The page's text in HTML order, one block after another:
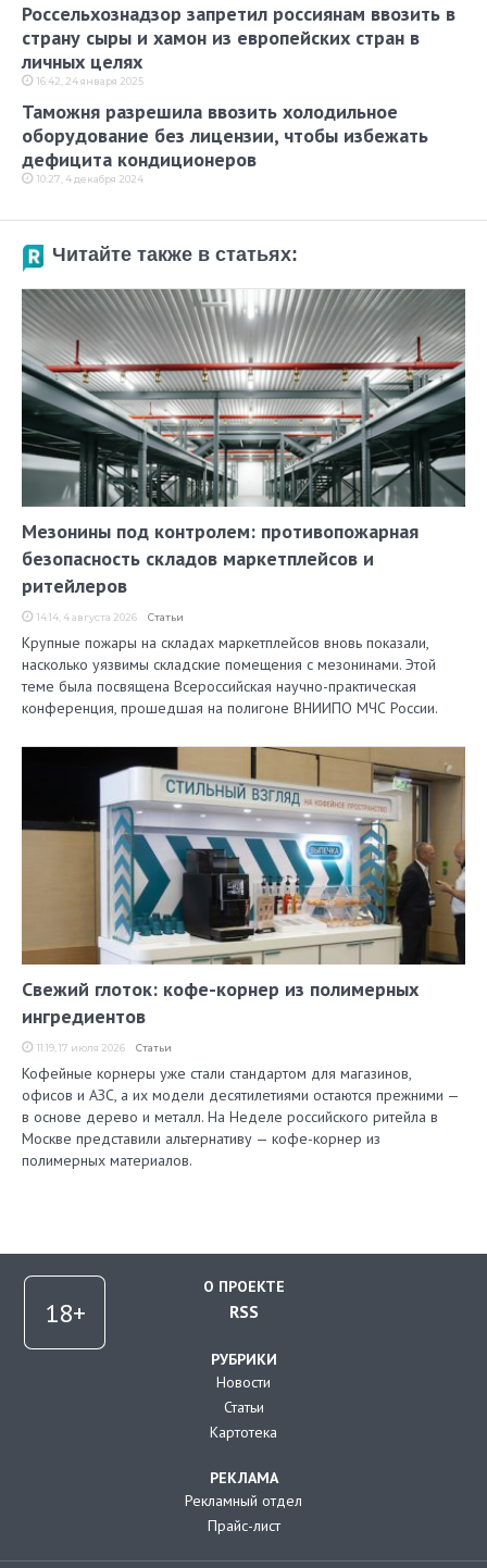
Россельхознадзор запретил россиянам ввозить в
страну сыры и хамон из европейских стран в
личных целях
16:42, 24 января 2025
Таможня разрешила ввозить холодильное
оборудование без лицензии, чтобы избежать
дефицита кондиционеров
10:27, 4 декабря 2024
Читайте также в статьях:
Мезонины под контролем: противопожарная
безопасность складов маркетплейсов и
ритейлеров
14:14, 4 августа 2026 Статьи
Крупные пожары на складах маркетплейсов вновь показали,
насколько уязвимы складские помещения с мезонинами. Этой
теме была посвящена Всероссийская научно-практическая
конференция, прошедшая на полигоне ВНИИПО МЧС России.
Свежий глоток: кофе-корнер из полимерных
ингредиентов
11:19, 17 июля 2026 Статьи
Кофейные корнеры уже стали стандартом для магазинов,
офисов и АЗС, а их модели десятилетиями остаются прежними —
в основе дерево и металл. На Неделе российского ритейла в
Москве представили альтернативу — кофе-корнер из
полимерных материалов.
О ПРОЕКТЕ
RSS
РУБРИКИ
Новости
Статьи
Картотека
РЕКЛАМА
Рекламный отдел
Прайс-лист